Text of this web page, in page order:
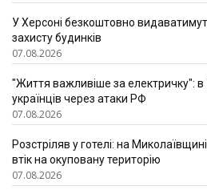
У Херсоні безкоштовно
захисту будинків
07.08.2026
"Життя важливіше за електричку": в
українців через атаки РФ
07.08.2026
Розстріляв у готелі: на
втік на окуповану територію
07.08.2026